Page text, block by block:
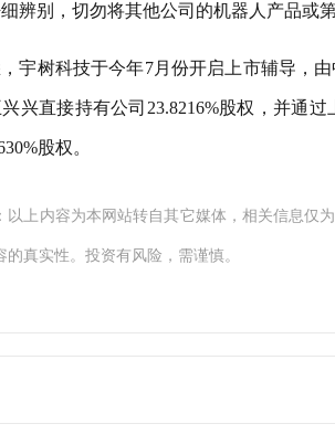
辨别，切勿将其他公司的机器人产品或
宇树科技于今年7月份开启上市辅导，
兴直接持有公司23.8216%股权，并通
股权。
以上内容为本网站转自其它媒体，相关信息仅
的真实性。投资有风险，需谨慎。